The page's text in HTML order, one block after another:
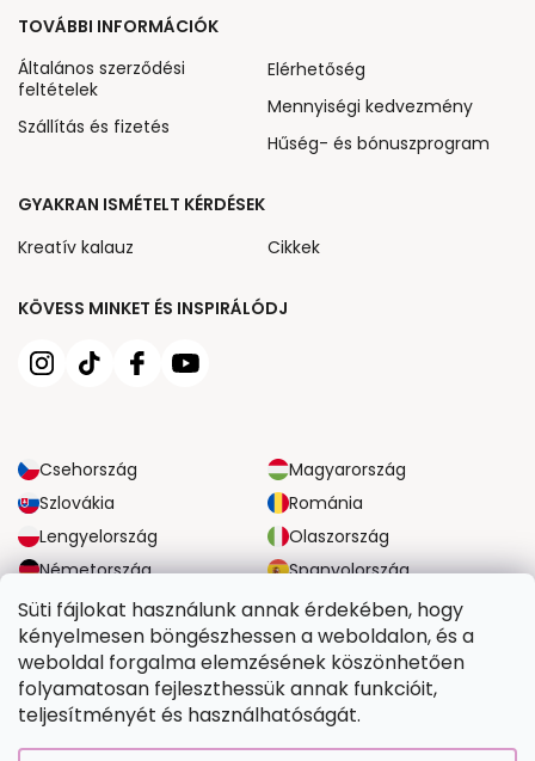
Süti fájlokat használunk annak érdekében, hogy
kényelmesen böngészhessen a weboldalon, és a
weboldal forgalma elemzésének köszönhetően
folyamatosan fejleszthessük annak funkcióit,
teljesítményét és használhatóságát.
KÖVESS MINKET ÉS INSPIRÁLÓDJ
Csehország
Magyarország
Szlovákia
Románia
Lengyelország
Olaszország
Németország
Spanyolország
Nagy-Britannia
Ausztria
TOVÁBBI INFORMÁCIÓK
Általános szerződési
feltételek
Szállítás és fizetés
Elérhetőség
Mennyiségi kedvezmény
Hűség- és bónuszprogram
GYAKRAN ISMÉTELT KÉRDÉSEK
Kreatív kalauz
Cikkek
MEGBÍZHATÓ SZÁLLÍTÁSI LEHETŐSÉGEK